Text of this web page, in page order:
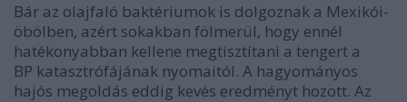
Bár az olajfaló baktériumok is dolgoznak a Mexikói-
öbölben, azért sokakban fölmerül, hogy ennél
hatékonyabban kellene megtisztítani a tengert a
BP katasztrófájának nyomaitól. A hagyományos
hajós megoldás eddig kevés eredményt hozott. Az